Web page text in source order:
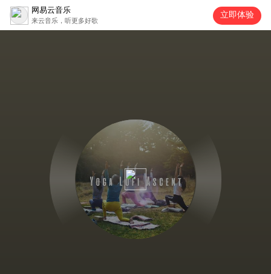
网易云音乐
来云音乐，听更多好歌
立即体验